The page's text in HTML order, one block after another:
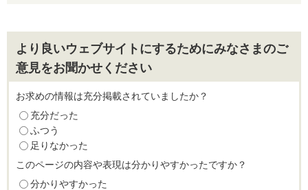
より良いウェブサイトにするためにみなさまのご
意見をお聞かせください
お求めの情報は充分掲載されていましたか？
充分だった
ふつう
足りなかった
このページの内容や表現は分かりやすかったですか？
分かりやすかった